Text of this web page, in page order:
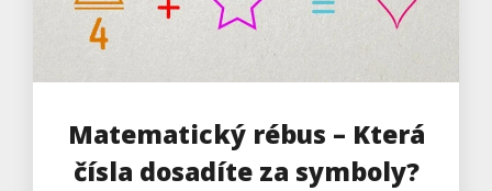
Matematický rébus – Která
čísla dosadíte za symboly?